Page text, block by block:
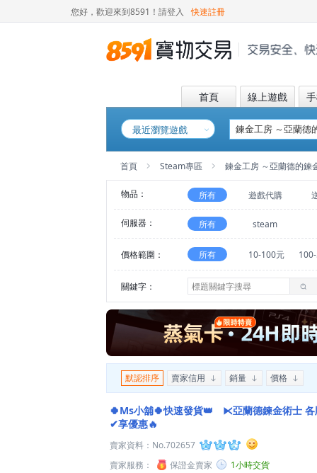
您好，歡迎來到8591！ 請登入 快速註冊
首頁 線上遊戲
最近瀏覽遊戲
首頁 Steam專區 鍊金工房 ～亞蘭德的鍊
物品： 所有 遊戲代購
伺服器： 所有 steam
價格範圍： 所有 10-100元
關鍵字：
默認排序 賣家信用 銷量 價格
🍀Ms小舖🍀快速發貨👑 ⧔亞蘭德鍊金術士
✔享優惠🔥
賣家資料： No.702657
賣家服務：
保證金賣家
1小時交貨